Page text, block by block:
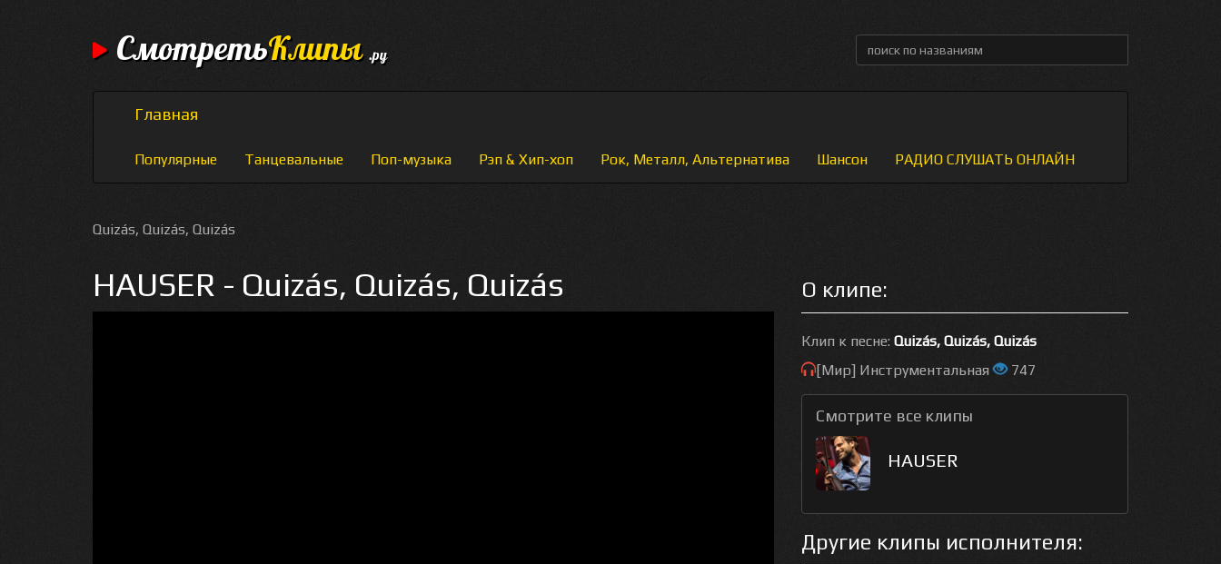
СмотретьКлипы .ру
Главная
Популярные Танцевальные Поп-музыка Рэп & Хип-хоп Рок, Металл, Альтернатива Шансон РАДИО СЛУШАТЬ ОНЛАЙН
Quizás, Quizás, Quizás
HAUSER - Quizás, Quizás, Quizás О клипе:
Клип к песне: Quizás, Quizás, Quizás
[Мир] Инструментальная
747
Смотрите все клипы
HAUSER
Другие клипы исполнителя: